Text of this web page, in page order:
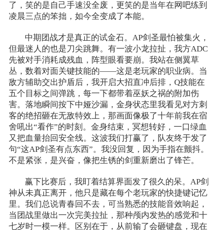
了，笑的是自己手速没全废，更笑的是当年在网吧练到
凌晨三点的笨拙，如今全变成了本能。
中期团战才是真正的试金石。AP剑圣最怕被集火，
但最迷人的也是刀尖跳舞。有一波小龙拉扯，我方ADC
先被对手消耗成残血，阵型眼看要崩。我站在侧翼草
丛，数着对面关键技能的——这是老玩家的职业病。当
敌方辅助交出护盾后，我开启大招直冲后排，Q技能在
五个目标之间弹跳，每一下都带着巫妖之祸的附加伤
害。落地瞬间按下中娅沙漏，金身状态里我看见对方刺
客的绝招砸在无敌特效上，那画面像极了十年前我在宿
舍吼出“看作”的时刻。金身结束，冥想转好，一口绿血
又把血量抬回安全线。这波我们打赢了，队友终于发了
句“这AP剑圣有点东西”。我没回复，因为手指在颤抖。
不是紧张，是兴奋，像把生锈的剑重新磨出了锋芒。
赢下比赛后，我盯着结算界面发了很久的呆。AP剑
神从未真正离开，他只是藏在每个老玩家的快捷键记忆
里。我们总说青春回不去，可当熟悉的技能音效响起，
当团战里做出一次完美拉扯，那种颅内发热的感觉和十
七岁时一模一样。区别在于，从前输了会砸键盘，现在